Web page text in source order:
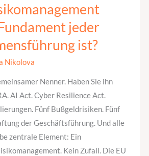
jeder
ist?
Nikolova
Nenner. Haben Sie ihn
AI Act. Cyber Resilience Act.
Fünf Bußgeldrisiken. Fünf
der Geschäftsführung. Und alle
zentrale Element: Ein
Kein Zufall. Die EU